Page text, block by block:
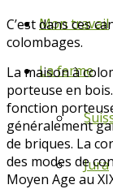
Mon travail
La ferme
Jura
C’est dans ces
colombages.
La maison à
porteuse en
fonction
généralement
de briques. La
des modes de
Moyen Age au